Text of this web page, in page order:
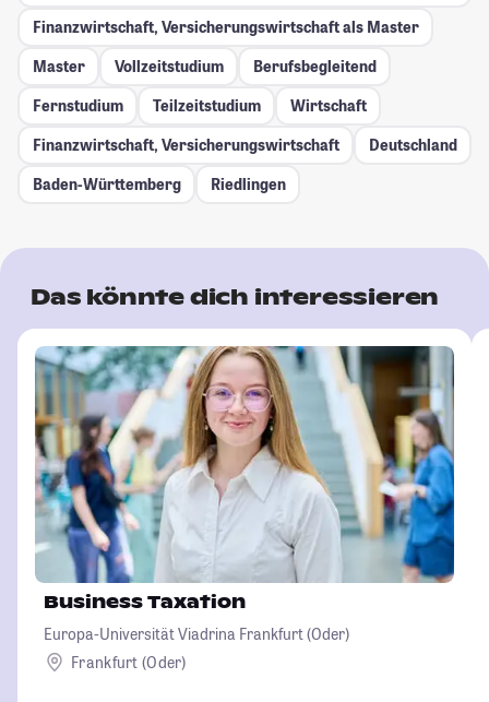
Finanzwirtschaft, Versicherungswirtschaft als Master
Master
Vollzeitstudium
Berufsbegleitend
Fernstudium
Teilzeitstudium
Wirtschaft
Finanzwirtschaft, Versicherungswirtschaft
Deutschland
Baden-Württemberg
Riedlingen
Das könnte dich interessieren
Business Taxation
Europa-Universität Viadrina Frankfurt (Oder)
Frankfurt (Oder)